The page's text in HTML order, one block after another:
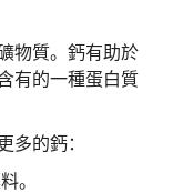
物質。鈣有助於
有的一種蛋白質
的鈣：
。